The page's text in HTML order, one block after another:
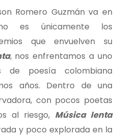
Romero Guzmán va en
es únicamente los
que envuelven su
, nos enfrentamos a uno
poesía colombiana
años. Dentro de una
con pocos poetas
al riesgo, Música lenta
y poco explorada en la